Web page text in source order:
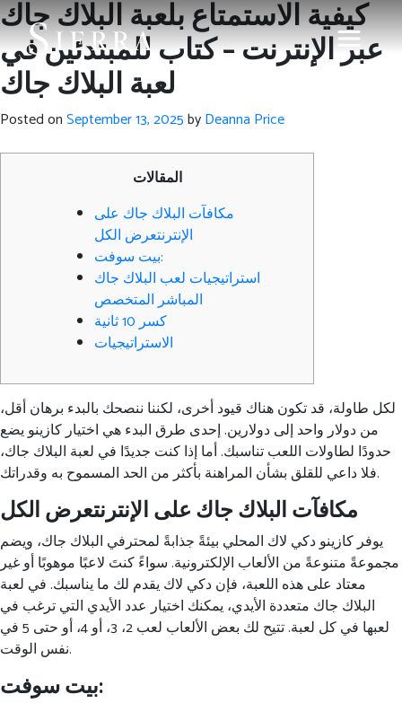
كيفية الاستمتاع بلعبة البلاك جاك
عبر الإنترنت – كتاب للمبتدئين في
لعبة البلاك جاك
Posted onSeptember 13, 2025byDeanna Price
المقالات
مكافآت البلاك جاك على
الإنترنتعرض الكل
بيت سوفت:
استراتيجيات لعب البلاك جاك
المباشر المتخصص
كسر 10 ثانية
الاستراتيجيات
لكل طاولة، قد تكون هناك قيود أخرى، لكننا ننصحك بالبدء برهان أقل،
من دولار واحد إلى دولارين. إحدى طرق البدء هي اختيار كازينو يضع
حدودًا لطاولات اللعب تناسبك. أما إذا كنت جديدًا في لعبة البلاك جاك،
فلا داعي للقلق بشأن المراهنة بأكثر من الحد المسموح به وقدراتك.
مكافآت البلاك جاك على الإنترنتعرض الكل
يوفر كازينو دكي لاك المحلي بيئةً جذابةً لمحترفي البلاك جاك، ويضم
مجموعةً متنوعةً من الألعاب الإلكترونية.سواءً كنتَ لاعبًا موهوبًا أو غير
معتاد على هذه اللعبة، فإن دكي لاك يقدم لك ما يناسبك. في لعبة
البلاك جاك متعددة الأيدي، يمكنك اختيار عدد الأيدي التي ترغب في
لعبها في كل لعبة. تتيح لك بعض الألعاب لعب 2، 3، أو 4، أو حتى 5 في
نفس الوقت.
بيت سوفت: